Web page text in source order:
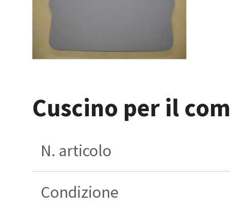
Cuscino per il
N. articolo
Condizione